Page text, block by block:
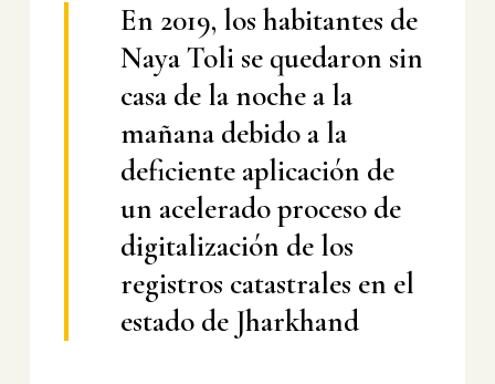
En 2019, los habitantes de
Naya Toli se quedaron sin
casa de la noche a la
mañana debido a la
deficiente aplicación de
un acelerado proceso de
digitalización de los
registros catastrales en el
estado de Jharkhand